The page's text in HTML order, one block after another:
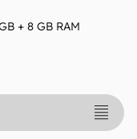
+ 8 GB RAM
para
as
fichas